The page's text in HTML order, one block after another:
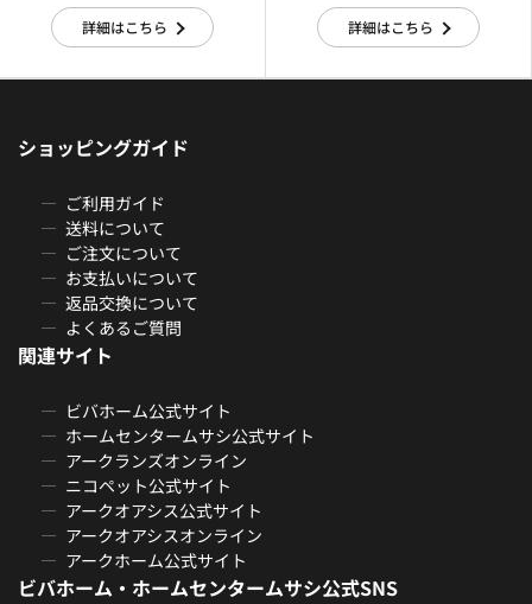
詳細はこちら 詳細はこちら
ショッピングガイド
ご利用ガイド
送料について
ご注文について
お支払いについて
返品交換について
よくあるご質問
関連サイト
ビバホーム公式サイト
ホームセンタームサシ公式サイト
アークランズオンライン
ニコペット公式サイト
アークオアシス公式サイト
アークオアシスオンライン
アークホーム公式サイト
ビバホーム・ホームセンタームサシ公式SNS